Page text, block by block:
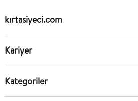
kırtasiyeci.com
Kariyer
Kategoriler